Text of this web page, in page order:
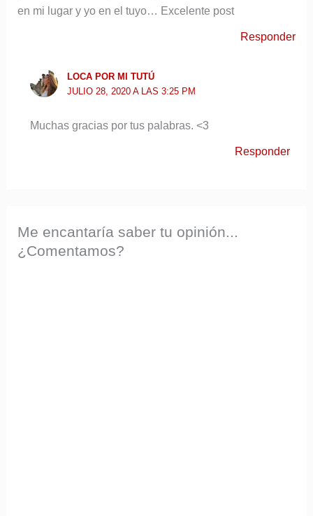
en mi lugar y yo en el tuyo… Excelente post
Responder
LOCA POR MI TUTÚ
JULIO 28, 2020 A LAS 3:25 PM
Muchas gracias por tus palabras. <3
Responder
Me encantaría saber tu opinión...
¿Comentamos?